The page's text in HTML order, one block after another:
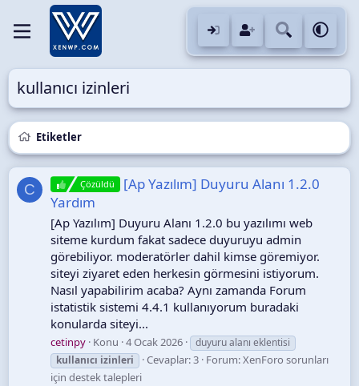
kullanıcı izinleri
Etiketler
C Çözüldü
[Ap Yazılım] Duyuru Alanı 1.2.0
Yardım
[Ap Yazılım] Duyuru Alanı 1.2.0 bu yazılımı web
siteme kurdum fakat sadece duyuruyu admin
görebiliyor. moderatörler dahil kimse göremiyor.
siteyi ziyaret eden herkesin görmesini istiyorum.
Nasıl yapabilirim acaba? Aynı zamanda Forum
istatistik sistemi 4.4.1 kullanıyorum buradaki
konularda siteyi...
cetinpy Konu 4 Ocak 2026
duyuru alanı eklentisi
kullanıcı izinleri Cevaplar: 3 Forum:XenForo sorunları
için destek talepleri